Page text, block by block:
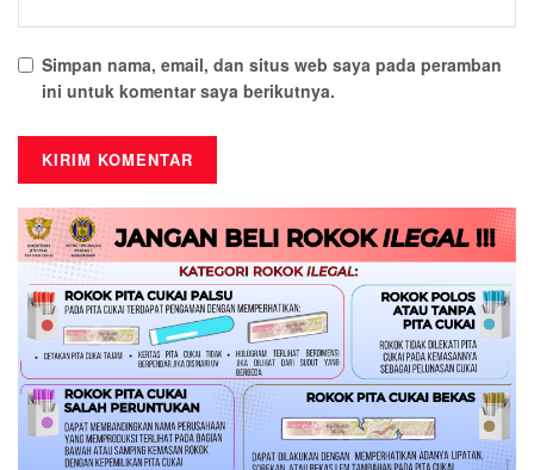
Simpan nama, email, dan situs web saya pada peramban
ini untuk komentar saya berikutnya.